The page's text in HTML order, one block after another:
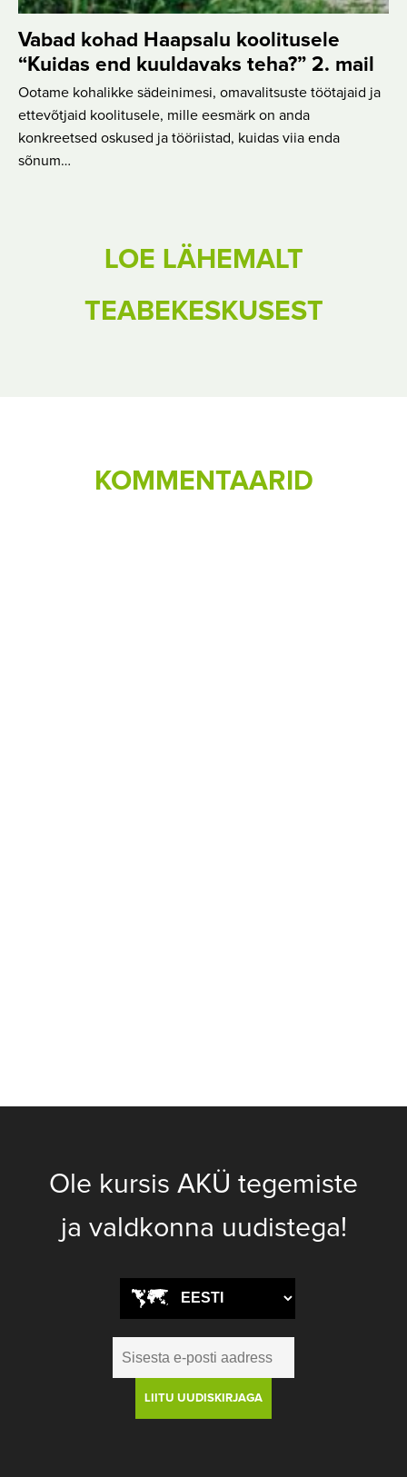
Vabad kohad Haapsalu koolitusele
“Kuidas end kuuldavaks teha?” 2. mail
Ootame kohalikke sädeinimesi, omavalitsuste töötajaid ja
ettevõtjaid koolitusele, mille eesmärk on anda
konkreetsed oskused ja tööriistad, kuidas viia enda
sõnum…
LOE LÄHEMALT
TEABEKESKUSEST
KOMMENTAARID
Ole kursis AKÜ tegemiste
ja valdkonna uudistega!